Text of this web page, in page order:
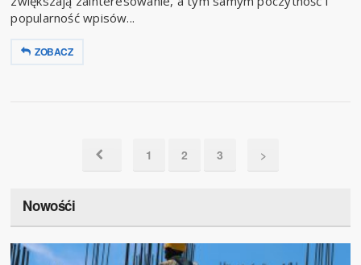
popularność wpisów...
ZOBACZ
1 2 3 >
Nowośći